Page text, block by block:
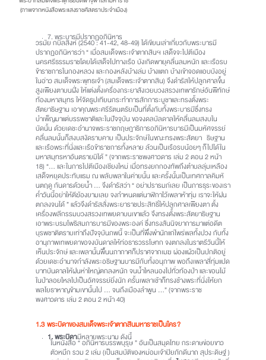
พระบาทสมเด็จพระพุทธยอดฟ้าจุฬาโลกมหาราช
(ภาพจากหนังสือพระแสงราชศัสตราประจำเมือง)
7. พระบารมีปรากฏอภินิหาร
วรมัย กบิลสิงห์ (2540 : 41-42, 48-49) ได้เขียนเล่าเกี่ยวกับพระบารมี
ปรากฏอภินิหารว่า “ เมื่อสมเด็จพระเจ้าตากสินฯ เสด็จจะไปตีเมือง
นครศรีธรรมราชโดยได้เสด็จไปทางเรือ บังเกิดพายุคลื่นลมหนัก และเรือรบ
ข้าราชการในกองหลวง และกองหลังบ้างล่ม บ้างแตก บ้างเข้าจอดแอบบังอยู่
ในอ่าว สมเด็จพระพุทธเจ้า (สมเด็จพระเจ้าตากสิน) จึงดำรัสให้ปลูกศาลขึ้น
สูงเพียงตาบนฝั่ง ให้แต่งตั้งเครื่องกระยาสังเวยบวงสรวงเทพารักษ์อันพิทักษ์
ท้องมหาสมุทร ให้จัดธูปเทียนกระทำการสักการะบูชาและทรงตั้งพระ
สัตยาธิษฐาน เอาคุณพระศรีรัตนตรัยเป็นที่ตั้งกับทั้งพระบารมีซึ่งทรง
บำเพ็ญมาแต่บรรพชาติและในปัจจุบัน ขอจงดลบัลดาลให้คลื่นลมสงบใน
บัดนั้น ด้วยเดชะอำนาจพระราชกฤษฎาธิการอภินิหารบารมีเป็นมหัศจรรย์
คลื่นลมนั้นก็สงบสงัดราบคาบ เป็นประจักษ์ในขณะทรงพระสัตยา ธิษฐาน
และเรือพระที่นั่งและเรือข้าราชการทั้งหลาย ล้วนเป็นเรือรบน้อยๆ ก็ไปได้ใน
มหาสมุทรหาอันตรายมิได้ ” (จากพระราชพงศาวดาร เล่ม 2 ตอน 2 หน้า
18) “… และในการไปตีเมืองเชียงใหม่ เมื่อทรงยกกองทัพถึงตำบลลุ่มเหลือง
เสด็จหยุดประทับแรม ณ พลับพลาในค่ายนั้น และครั้งนั้นเป็นเทศกาลคิมหั
นตฤดู กันดารด้วยน้ำ … จึงดำรัสว่า “ อย่าปรารมภ์เลย เป็นภารธุระของเรา
ค่ำวันนี้อย่าให้ตีฆ้องยามเลย จงกำหนดแต่นาฬิกาไว้เพลาห้าทุ่ม เราจะให้ฝน
ตกลงจนได้ ” แล้วจึงดำรัสสั่งพระยาราชประสิทธิ์ให้ปลูกศาลเพียงตา ตั้ง
เครื่องพลีกรรมบวงสรวงเทพยดาบนเขาแล้ว จึงทรงตั้งพระสัตยาธิษฐาน
เอาพระบรมโพธิสมภารบารมีของพระองค์ ซึ่งทรงสันนิจยาการมาแต่อดีต
บุรพชาติตราบเท่าถึงปัจจุบันภพนี้ จะเป็นที่พึ่งพำนักแก่ไพร่พลทั้งปวง กับทั้ง
อานุภาพเทพยดาขอจงบันดาลให้ท่อธารวรรโษทก จงตกลงในราตรีวันนี้ให้
เห็นประจักษ์ และเพลานั้นพื้นนภากาศก็ปราศจากเมฆ ผ่องแผ้วเป็นปกติอยู่
ด้วยเดชะอำนาจกำลังพระอธิษฐานบารมีกับทั้งอนุภาพ พอถึงเพลาสี่ทุ่มแปด
บาทบันดาลให้ฝนห่าใหญ่ตกลงหนัก จนน้ำไหลนองไปทั่วท้องป่า และขอนไม้
ในป่าลอยไหลไปเป็นอัศจรรย์ยิ่งนัก ครั้นเพลาเช้าก็ทรงช้างพระที่นั่งให้ยก
พลโยธาหาญข้ามเขานั้นไป … จนถึงเมืองลำพูน …” (จากพระราช
พงศาวดาร เล่ม 2 ตอน 2 หน้า 40)
1.3 พระบิดาของสมเด็จพระเจ้าตากสินมหาราชเป็นใคร ?
1. พระบิดา มีหลายพระนาม ดังนี้
ในหนังสือ “ อภินิหารบรรพบุรุษ ” อันเป็นสมุดไทย กระดาษข่อยขาว
ตัวหมึก รวม 2 เล่ม (เป็นสมบัติของหม่อมเจ้าปิยภักดีนาถ สุประดิษฐ์ )